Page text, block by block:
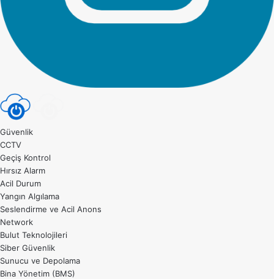
Güvenlik
CCTV
Geçiş Kontrol
Hırsız Alarm
Acil Durum
Yangın Algılama
Seslendirme ve Acil Anons
Network
Bulut Teknolojileri
Siber Güvenlik
Sunucu ve Depolama
Bina Yönetim (BMS)